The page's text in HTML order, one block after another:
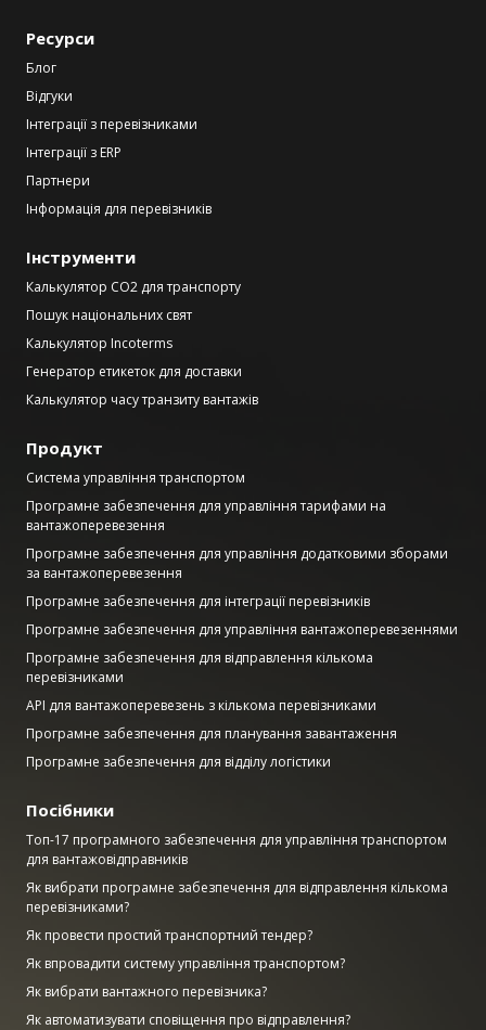
Ресурси
Блог
Відгуки
Інтеграції з перевізниками
Інтеграції з ERP
Партнери
Інформація для перевізників
Інструменти
Калькулятор CO2 для транспорту
Пошук національних свят
Калькулятор Incoterms
Генератор етикеток для доставки
Калькулятор часу транзиту вантажів
Продукт
Система управління транспортом
Програмне забезпечення для управління тарифами на
вантажоперевезення
Програмне забезпечення для управління додатковими зборами
за вантажоперевезення
Програмне забезпечення для інтеграції перевізників
Програмне забезпечення для управління вантажоперевезеннями
Програмне забезпечення для відправлення кількома
перевізниками
API для вантажоперевезень з кількома перевізниками
Програмне забезпечення для планування завантаження
Програмне забезпечення для відділу логістики
Посібники
Топ-17 програмного забезпечення для управління транспортом
для вантажовідправників
Як вибрати програмне забезпечення для відправлення кількома
перевізниками?
Як провести простий транспортний тендер?
Як впровадити систему управління транспортом?
Як вибрати вантажного перевізника?
Як автоматизувати сповіщення про відправлення?